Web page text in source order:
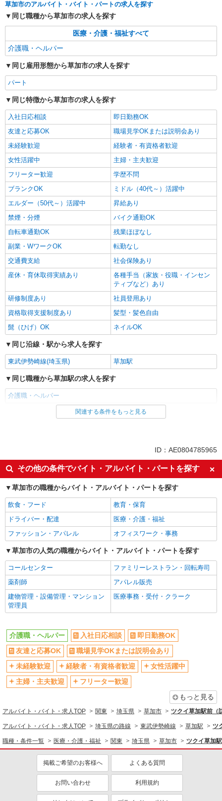
キープ
草加市のアルバイト・バイト・パートの求人を探す
同じ職種から草加市の求人を探す
医療・介護・福祉すべて
介護職・ヘルパー
同じ雇用形態から草加市の求人を探す
パート
同じ特徴から草加市の求人を探す
入社日応相談
即日勤務OK
友達と応募OK
職場見学OKまたは説明会あり
未経験歓迎
経験者・有資格者歓迎
女性活躍中
主婦・主夫歓迎
フリーター歓迎
学歴不問
ブランクOK
ミドル（40代～）活躍中
エルダー（50代～）活躍中
昇給あり
禁煙・分煙
バイク通勤OK
自転車通勤OK
残業ほぼなし
副業・WワークOK
転勤なし
交通費支給
社会保険あり
産休・育休取得実績あり
各種手当（家族・役職・インセン
ティブなど）あり
研修制度あり
社員登用あり
資格取得支援制度あり
髪型・髪色自由
髭（ひげ）OK
ネイルOK
同じ沿線・駅から求人を探す
東武伊勢崎線(埼玉県) 草加駅
同じ職種から草加駅の求人を探す
介護職・ヘルパー
同じ雇用形態から草加駅の求人を探す
入社日応相談
即日勤務OK
友達と応募OK
職場見学OKまたは説明会あり
未経験歓迎
経験者・有資格者歓迎
女性活躍中
主婦・主夫歓迎
フリーター歓迎
学歴不問
ブランクOK
ミドル（40代～）活躍中
エルダー（50代～）活躍中
昇給あり
禁煙・分煙
バイク通勤OK
自転車通勤OK
残業ほぼなし
副業・WワークOK
転勤なし
交通費支給
ティブなど）あり
研修制度あり
社員登用あり
資格取得支援制度あり
髪型・髪色自由
髭（ひげ）OK
ネイルOK
医療・介護・福祉
介護職・ヘルパー
同じ特徴から求人を探す
ミドル（40代～）活躍中
副業・WワークOK
交通費支給
産休・育休取得実績あり
関連する条件をもっと見る
ID：AE0804785965
その他の条件でバイト・アルバイト・パートを探す
草加市の職種からバイト・アルバイト・パートを探す
飲食・フード
教育・保育
ドライバー・配達
医療・介護・福祉
ファッション・アパレル
オフィスワーク・事務
草加市の人気の職種からバイト・アルバイト・パートを探す
コールセンター
ファミリーレストラン・回転寿司
薬剤師
アパレル販売
建物管理・設備管理・マンション
管理員
医療事務・受付・クラーク
介護職・ヘルパー 入社日応相談
即日勤務OK
友達と応募OK
職場見学OKまたは説明会あり
未経験歓迎
経験者・有資格者歓迎
女性活躍中
主婦・主夫歓迎
フリーター歓迎
もっと見る
アルバイト・バイト・求人TOP 関東 埼玉県 草加市 ツクイ草加駅前（
アルバイト・バイト・求人TOP 埼玉県の路線 東武伊勢崎線 草加駅 ツ
職種・条件一覧 医療・介護・福祉 関東 埼玉県 草加市 ツクイ草加
掲載ご希望のお客様へ よくある質問
お問い合わせ 利用規約